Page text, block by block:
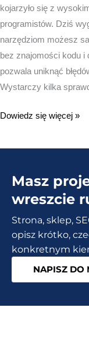
kojarzyło się z
programistów. Dziś
narzędziom możesz
bez znajomości kodu i
pozwala uniknąć
Wystarczy kilka
Jak
stworzyć
WWW?
tipy
gotowy
Dowiedz się więcej »
Masz
wreszcie
Strona, sklep,
opisz krótko,
konkretnym
NAPISZ